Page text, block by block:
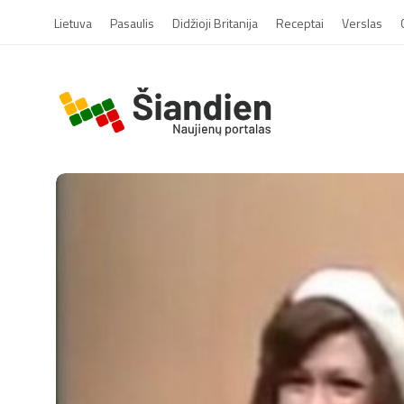
Lietuva Pasaulis Didžioji Britanija Receptai Verslas
S
a